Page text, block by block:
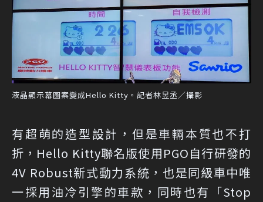
液晶顯示幕圖案變成Hello Kitty。記者林昱丞／攝影
有超萌的造型設計，但是車輛本質也不打
折，Hello Kitty聯名版使用PGO自行研發的
4V Robust新式動力系統，也是同級車中唯
一採用油冷引擎的車款，同時也有「Stop